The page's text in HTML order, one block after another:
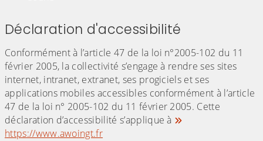
Déclaration d'accessibilité
Conformément à l’article 47 de la loi n°2005-102 du 11
février 2005, la collectivité s’engage à rendre ses sites
internet, intranet, extranet, ses progiciels et ses
applications mobiles accessibles conformément à l’article
47 de la loi n° 2005-102 du 11 février 2005. Cette
déclaration d’accessibilité s’applique à
https://www.awoingt.fr